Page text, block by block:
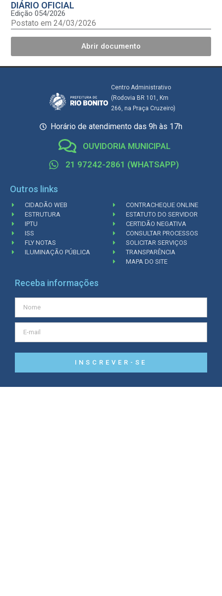
DIÁRIO OFICIAL
Edição 054/2026
Postato em 24/03/2026
Abrir documento
Centro Administrativo
(Rodovia BR 101, Km
266, na Praça Cruzeiro)
Horário de atendimento das 9h às 17h
OUVIDORIA MUNICIPAL
21 97242-2861 (WHATSAPP)
Outros links
CIDADÃO WEB
ESTRUTURA
IPTU
ISS
FLY NOTAS
ILUMINAÇÃO PÚBLICA
CONTRACHEQUE ONLINE
ESTATUTO DO SERVIDOR
CERTIDÃO NEGATIVA
CONSULTAR PROCESSOS
SOLICITAR SERVIÇOS
TRANSPARÊNCIA
MAPA DO SITE
Receba informações
INSCREVER-SE